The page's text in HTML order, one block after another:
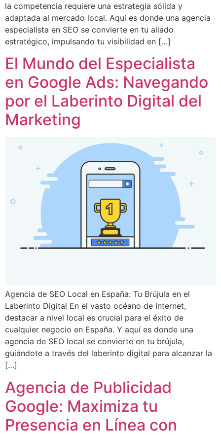
la competencia requiere una estrategia sólida y
adaptada al mercado local. Aquí es donde una agencia
especialista en SEO se convierte en tu aliado
estratégico, impulsando tu visibilidad en […]
El Mundo del Especialista
en Google Ads: Navegando
por el Laberinto Digital del
Marketing
Agencia de SEO Local en España: Tu Brújula en el
Laberinto Digital En el vasto océano de Internet,
destacar a nivel local es crucial para el éxito de
cualquier negocio en España. Y aquí es donde una
agencia de SEO local se convierte en tu brújula,
guiándote a través del laberinto digital para alcanzar la
[…]
Agencia de Publicidad
Google: Maximiza tu
Presencia en Línea con